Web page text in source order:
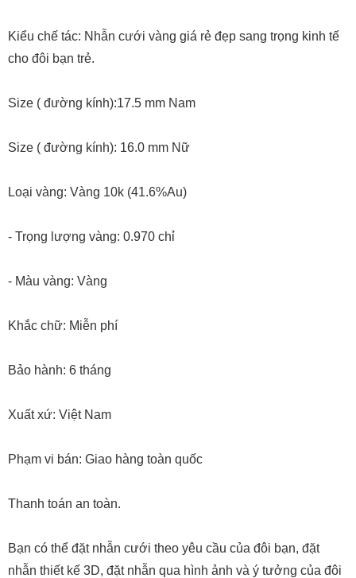
Kiểu chế tác: Nhẫn cưới vàng giá rẻ đẹp sang trọng kinh tế
cho đôi bạn trẻ.
Size ( đường kính):17.5 mm Nam
Size ( đường kính): 16.0 mm Nữ
Loại vàng: Vàng 10k (41.6%Au)
- Trọng lượng vàng: 0.970 chỉ
- Màu vàng: Vàng
Khắc chữ: Miễn phí
Bảo hành: 6 tháng
Xuất xứ: Việt Nam
Phạm vi bán: Giao hàng toàn quốc
Thanh toán an toàn.
Bạn có thể đặt nhẫn cưới theo yêu cầu của đôi bạn, đặt
nhẫn thiết kế 3D, đặt nhẫn qua hình ảnh và ý tưởng của đôi